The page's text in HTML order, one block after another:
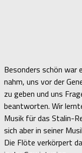
Besonders schön war
nahm, uns vor der
zu geben und uns
beantworten. Wir
Musik für das Stalin-
sich aber in seiner
Die Flöte verkörpert